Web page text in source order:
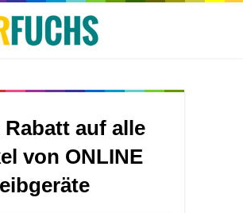
Rabatt auf alle
von ONLINE